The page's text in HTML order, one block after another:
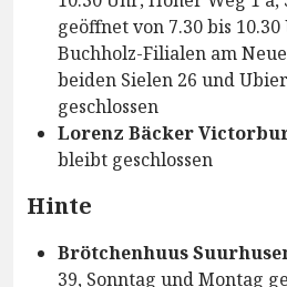
geöffnet von 7.30 bis
Buchholz-Filialen am
beiden Sielen 26 und
geschlossen
Lorenz Bäcker
bleibt geschlossen
Hinte
Brötchenhuus
39, Sonntag und Montag